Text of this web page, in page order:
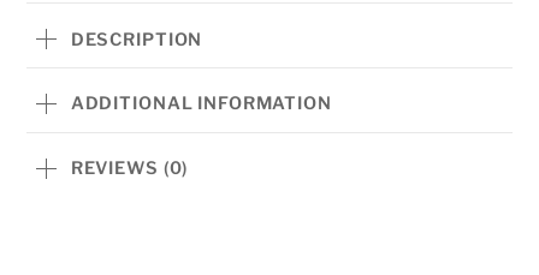
DESCRIPTION
ADDITIONAL INFORMATION
REVIEWS (0)